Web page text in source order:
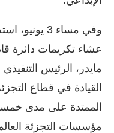
وفي مساء 3
عشاء تكريمات دائرة
مايدر، الرئيس
القيادة في قطاع
الممتدة على مدى
مؤسسات التجزئة